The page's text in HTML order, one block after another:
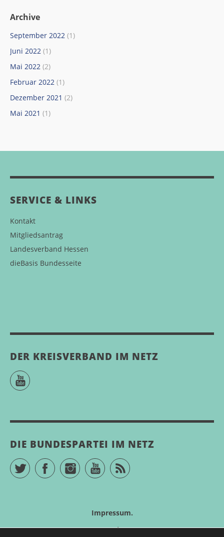
Archive
September 2022 (1)
Juni 2022 (1)
Mai 2022 (2)
Februar 2022 (1)
Dezember 2021 (2)
Mai 2021 (1)
SERVICE & LINKS
Kontakt
Mitgliedsantrag
Landesverband Hessen
dieBasis Bundesseite
DER KREISVERBAND IM NETZ
YouTube
DIE BUNDESPARTEI IM NETZ
TwitterFacebookInstagramYouTubeRSS Feed
Impressum
Datenschutz